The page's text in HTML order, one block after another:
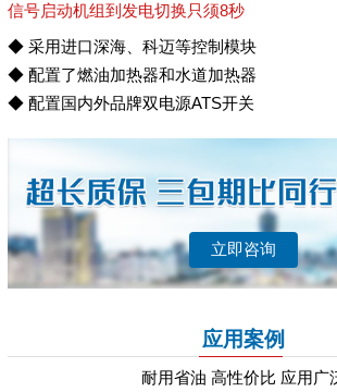
信号启动机组到发电切换只须8秒
◆ 采用进口深海、科迈等控制模块
◆ 配置了燃油加热器和水道加热器
◆ 配置国内外品牌双电源ATS开关
立即咨询
应用案例
耐用省油 高性价比 应用广